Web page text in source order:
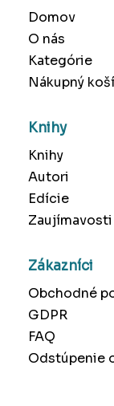
Domov
O nás
Kategórie
Nákupný
Knihy
Knihy
Autori
Edície
Zaujímavosti
Zákazníci
Obchodné
GDPR
FAQ
Odstúpenie